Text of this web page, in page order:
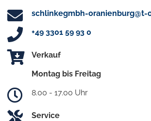
schlinkegmbh-oranienburg@t-
+49 3301 59 93 0
Verkauf
Montag bis Freitag
8.00 - 17.00 Uhr
Service